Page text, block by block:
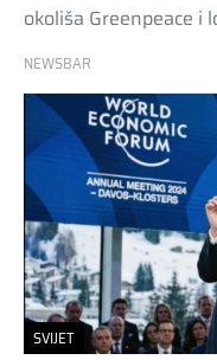
okoliša Greenpeace i
NEWSBAR
SVIJET